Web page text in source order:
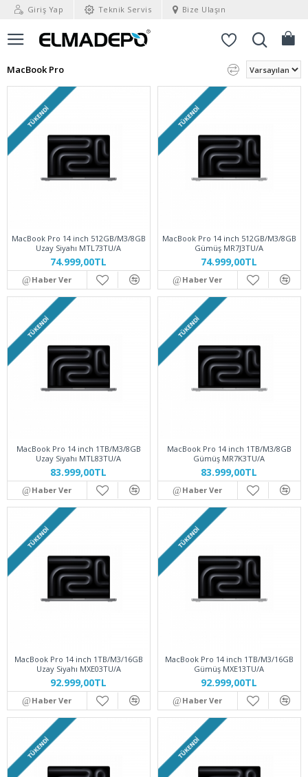
Giriş Yap Teknik Servis Bize Ulaşın
MacBook Pro
TÜKENDI
MacBook Pro 14 inch 512GB/M3/8GB
Uzay Siyahı MTL73TU/A
74.999,00TL
Haber Ver
TÜKENDI
MacBook Pro 14 inch 512GB/M3/8GB
Gümüş MR7J3TU/A
74.999,00TL
Haber Ver
TÜKENDI
MacBook Pro 14 inch 1TB/M3/8GB
Uzay Siyahı MTL83TU/A
83.999,00TL
Haber Ver
TÜKENDI
MacBook Pro 14 inch 1TB/M3/8GB
Gümüş MR7K3TU/A
83.999,00TL
Haber Ver
TÜKENDI
MacBook Pro 14 inch 1TB/M3/16GB
Uzay Siyahı MXE03TU/A
92.999,00TL
Haber Ver
TÜKENDI
MacBook Pro 14 inch 1TB/M3/16GB
Gümüş MXE13TU/A
92.999,00TL
Haber Ver
TÜKENDI TÜKENDI